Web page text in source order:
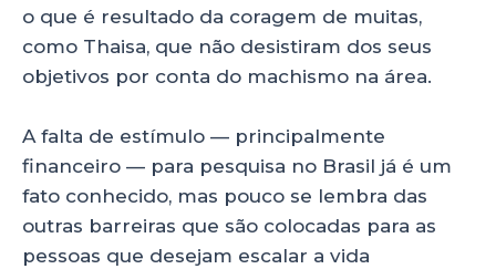
o que é resultado da coragem de muitas,
como Thaisa, que não desistiram dos seus
objetivos por conta do machismo na área.
A falta de estímulo — principalmente
financeiro — para pesquisa no Brasil já é um
fato conhecido, mas pouco se lembra das
outras barreiras que são colocadas para as
pessoas que desejam escalar a vida